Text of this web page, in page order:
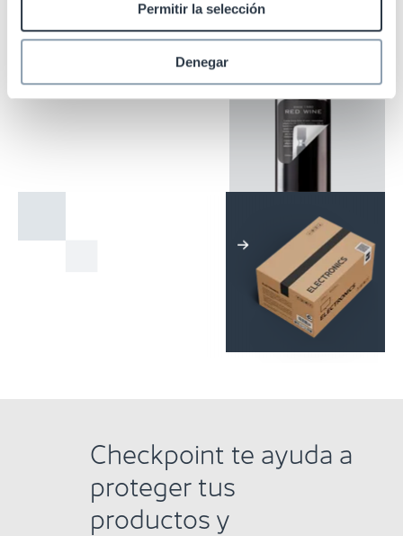
Permitir la selección
Denegar
Checkpoint te ayuda a
proteger tus
productos y